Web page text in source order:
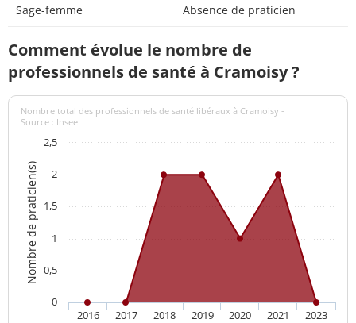
Sage-femme Absence de praticien
Comment évolue le nombre de
professionnels de santé à Cramoisy ?
Nombre de praticien(s)
Nombre total des professionnels de santé libéraux à Cramoisy -
Source : Insee
2016 2017 2018 2019 2020 2021 2023
0
0,5
1
1,5
2
2,5